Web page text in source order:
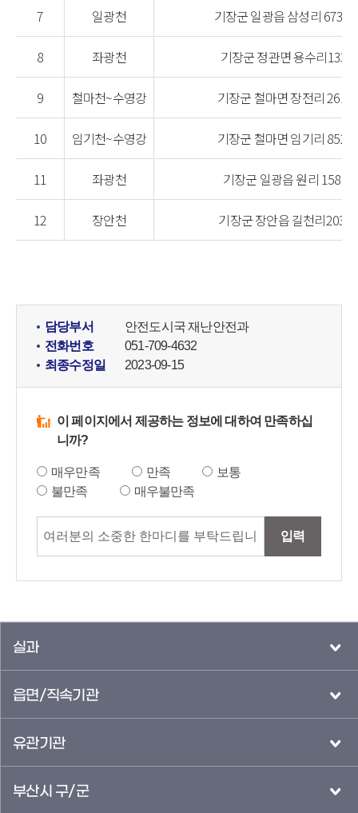
7 일광천 기장군 일광읍 삼성리 673-
8 좌광천 기장군 정관면 용수리1334
9 철마천~수영강 기장군 철마면 장전리 261-2
10 임기천~수영강 기장군 철마면 임기리 852-5
11 좌광천 기장군 일광읍 원리 158-7
12 장안천 기장군 장안읍 길천리203-8
담당부서
안전도시국 재난안전과
전화번호
051-709-4632
최종수정일
2023-09-15
이 페이지에서 제공하는 정보에 대하여 만족하십
니까?
매우만족 만족
보통
불만족
매우불만족
입력
실과
읍면/직속기관
유관기관
부산시 구/군